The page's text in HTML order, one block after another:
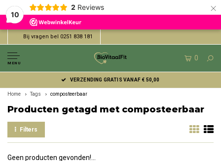
10
2 Reviews ×
Bij vragen bel 0251 838 181
MENU
0
VERZENDING GRATIS VANAF € 50,00
Home Tags composteerbaar
Producten getagd met composteerbaar
Filters
Geen producten gevonden!...